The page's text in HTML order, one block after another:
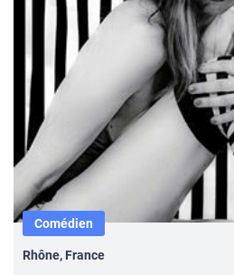
Comédien
Rhône, France